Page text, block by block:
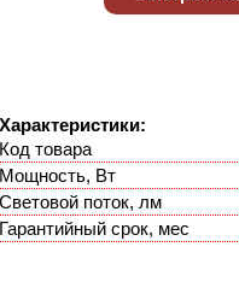
Характеристики:
Код товара
Мощность, Вт
Световой поток, лм
Гарантийный срок, мес